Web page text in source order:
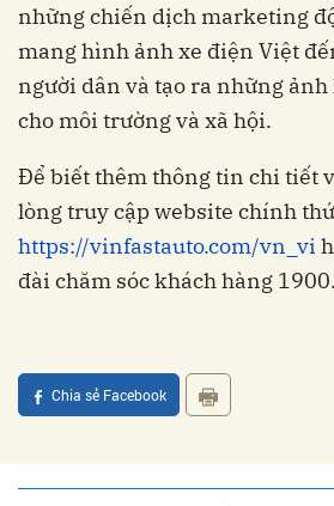
những chiến dịch marketing
mang hình ảnh xe điện Việt
người dân và tạo ra những
cho môi trường và xã hội.
Để biết thêm thông tin chi tiết
lòng truy cập website chính
https://vinfastauto.com/vn_vi
đài chăm sóc khách hàng
Chia sẻ Facebook